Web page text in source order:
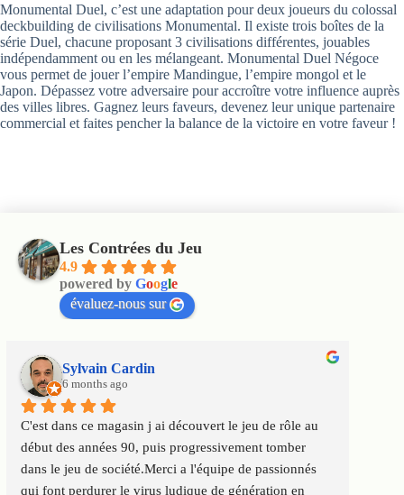
Monumental Duel, c’est une adaptation pour deux joueurs du colossal
deckbuilding de civilisations Monumental. Il existe trois boîtes de la
série Duel, chacune proposant 3 civilisations différentes, jouables
indépendamment ou en les mélangeant. Monumental Duel Négoce
vous permet de jouer l’empire Mandingue, l’empire mongol et le
Japon. Dépassez votre adversaire pour accroître votre influence auprès
des villes libres. Gagnez leurs faveurs, devenez leur unique partenaire
commercial et faites pencher la balance de la victoire en votre faveur !
Les Contrées du Jeu
4.9
powered by Google
évaluez-nous sur
Sylvain Cardin
6 months ago
C'est dans ce magasin j ai découvert le jeu de rôle au
début des années 90, puis progressivement tomber
dans le jeu de société.Merci a l'équipe de passionnés
qui font perdurer le virus ludique de génération en